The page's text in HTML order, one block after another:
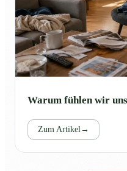
Warum fühlen wir
Zum Artikel→